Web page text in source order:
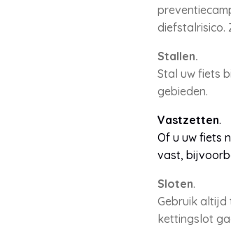
diefstalrisico.
Stallen.
Stal uw fiets
gebieden.
Vastzetten.
Of u uw fiets
vast,
Sloten.
Gebruik altijd
kettingslot